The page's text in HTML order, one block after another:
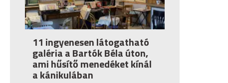
11 ingyenesen látogatható
galéria a Bartók Béla úton,
ami hűsítő menedéket kínál
a kánikulában